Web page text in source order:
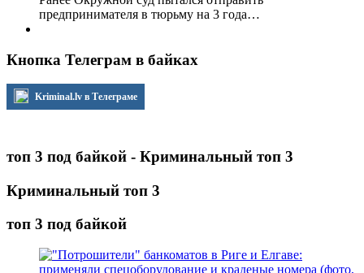
предпринимателя в тюрьму на 3 года…
Кнопка Телеграм в байках
Kriminal.lv в Телеграме
топ 3 под байкой - Криминальный топ 3
Криминальный топ 3
топ 3 под байкой